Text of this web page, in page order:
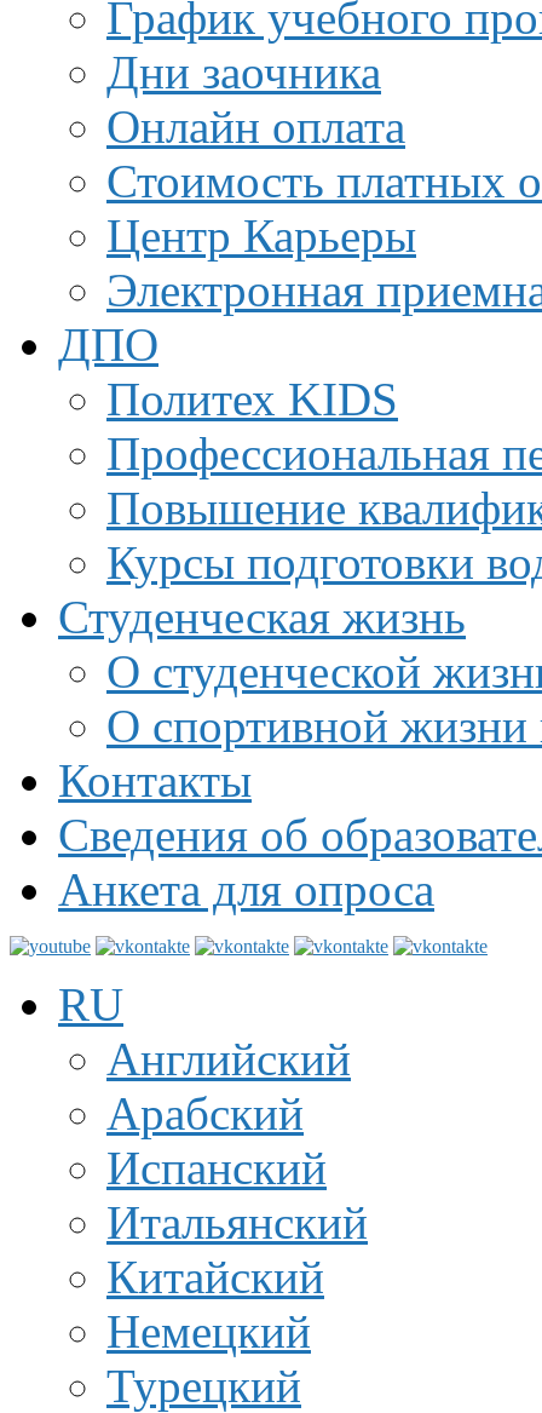
График учебного
Дни заочника
Онлайн оплата
Стоимость платных
Центр Карьеры
Электронная
ДПО
Политех KIDS
Профессиональная
Повышение
Курсы подготовки
Студенческая жизнь
О студенческой
О спортивной жизни
Контакты
Сведения об
Анкета для опроса
RU
Английский
Арабский
Испанский
Итальянский
Китайский
Немецкий
Турецкий